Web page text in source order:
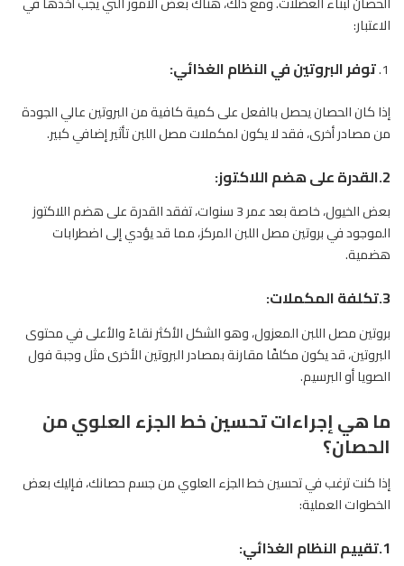
الاعتبار:
توفر البروتين في النظام الغذائي:
إذا كان الحصان يحصل بالفعل على كمية كافية من البروتين عالي الجودة
من مصادر أخرى، فقد لا يكون لمكملات مصل اللبن تأثير إضافي كبير.
2.القدرة على هضم اللاكتوز :
بعض الخيول، خاصة بعد عمر 3 سنوات، تفقد القدرة على هضم اللاكتوز
الموجود فيبروتينمصل اللبن المركز، مما قد يؤدي إلى اضطرابات
هضمية.
3.تكلفة المكملات:
بروتين مصل اللبن المعزول، وهو الشكل الأكثر نقاءً والأعلى في محتوى
البروتين، قد يكون مكلفًا مقارنة بمصادر البروتين الأخرى مثل وجبة فول
الصويا أو البرسيم.
ما هي إجراءات تحسين خط الجزء العلوي من
الحصان؟
إذا كنت ترغب في تحسين خط الجزء العلوي من جسم حصانك، فإليك بعض
الخطوات العملية:
1.تقييم النظام الغذائي: